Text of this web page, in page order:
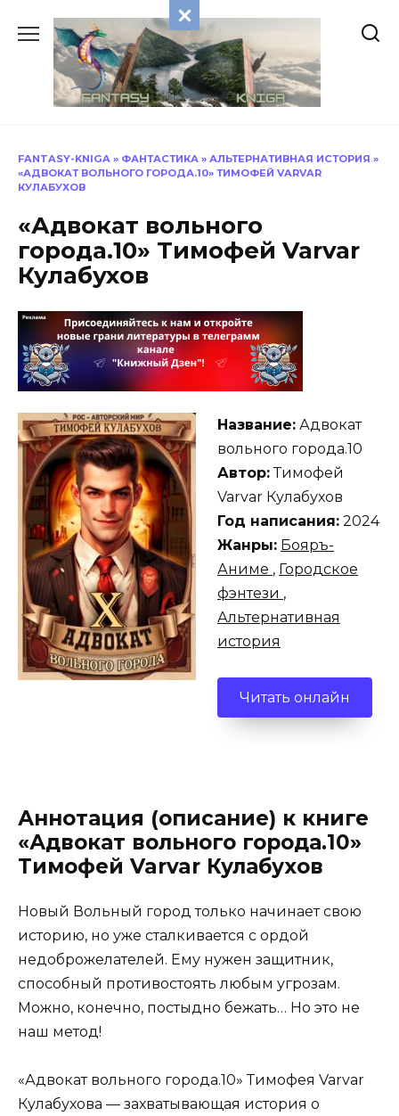
содержанию
FANTASY-KNIGA » ФАНТАСТИКА » АЛЬТЕРНАТИВНАЯ ИСТОРИЯ »
«АДВОКАТ ВОЛЬНОГО ГОРОДА.10» ТИМОФЕЙ VARVAR
КУЛАБУХОВ
«Адвокат вольного
города.10» Тимофей Varvar
Кулабухов
Название: Адвокат
вольного города.10
Автор:Тимофей
Varvar Кулабухов
Год написания: 2024
Жанры: Бояръ-
Аниме , Городское
фэнтези ,
Альтернативная
история
Читать онлайн
Аннотация (описание) к книге
«Адвокат вольного города.10»
Тимофей Varvar Кулабухов
Новый Вольный город только начинает свою
историю, но уже сталкивается с ордой
недоброжелателей. Ему нужен защитник,
способный противостоять любым угрозам.
Можно, конечно, постыдно бежать… Но это не
наш метод!
«Адвокат вольного города.10» Тимофея Varvar
Кулабухова — захватывающая история о